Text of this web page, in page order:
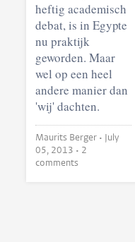
heftig academisch
debat, is in Egypte
nu praktijk
geworden. Maar
wel op een heel
andere manier dan
'wij' dachten.
Maurits Berger • July
05, 2013 • 2
comments